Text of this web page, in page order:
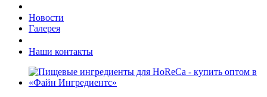
Новости
Галерея
Наши контакты